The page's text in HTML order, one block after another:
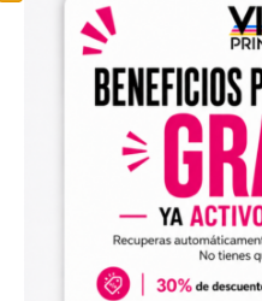
envases estén bien
contaminación y la
Innovación en
magenta DTF 1l – Viva
La técnica DTF (Direct
revolucionado la
textil, permitiendo a